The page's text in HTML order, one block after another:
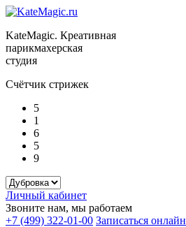
KateMagic. Креативная
парикмахерская
студия
Счётчик стрижек
5
1
6
5
9
Личный кабинет
Звоните нам, мы работаем
+7 (499) 322-01-00 Записаться онлайн